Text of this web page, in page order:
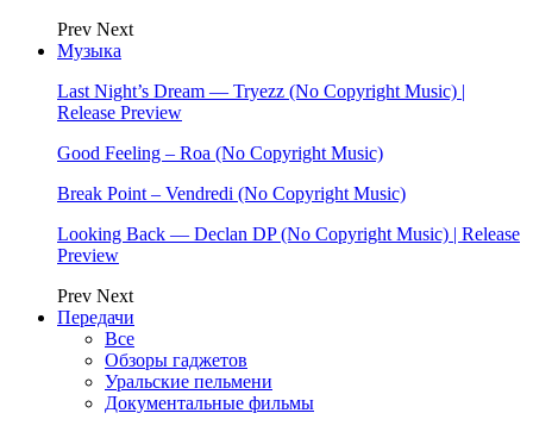
Prev Next
Музыка
Last Night’s Dream — Tryezz (No Copyright Music) |
Release Preview
Good Feeling – Roa (No Copyright Music)
Break Point – Vendredi (No Copyright Music)
Looking Back — Declan DP (No Copyright Music) | Release
Preview
Prev Next
Передачи
Все
Обзоры гаджетов
Уральские пельмени
Документальные фильмы